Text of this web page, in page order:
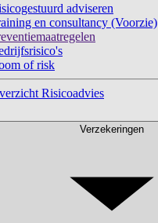
adviseren
en consultancy (Voorzie)
of risk
Risicoadvies
Verzekeringen